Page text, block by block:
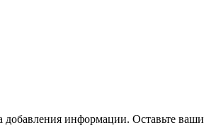
добавления информации. Оставьте